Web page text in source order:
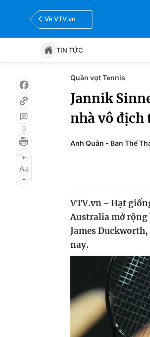
Về VTV.vn
TIN TỨC
Tin tức
Bóng đá
0
Quần vợt Tennis
Jannik
nhà vô
Anh Quân - Ban Thể
VTV.vn - Hạt
Australia mở
James
nay.